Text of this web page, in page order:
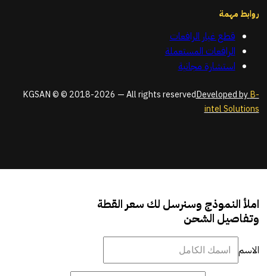
روابط مهمة
قطع غيار الرافعات
الرافعات المستعملة
استشارة مجانية
KGSAN © © 2018-2026 — All rights reservedDeveloped byB-
intel Solutions
املأ النموذج وسنرسل لك سعر القطة
وتفاصيل الشحن
الاسم